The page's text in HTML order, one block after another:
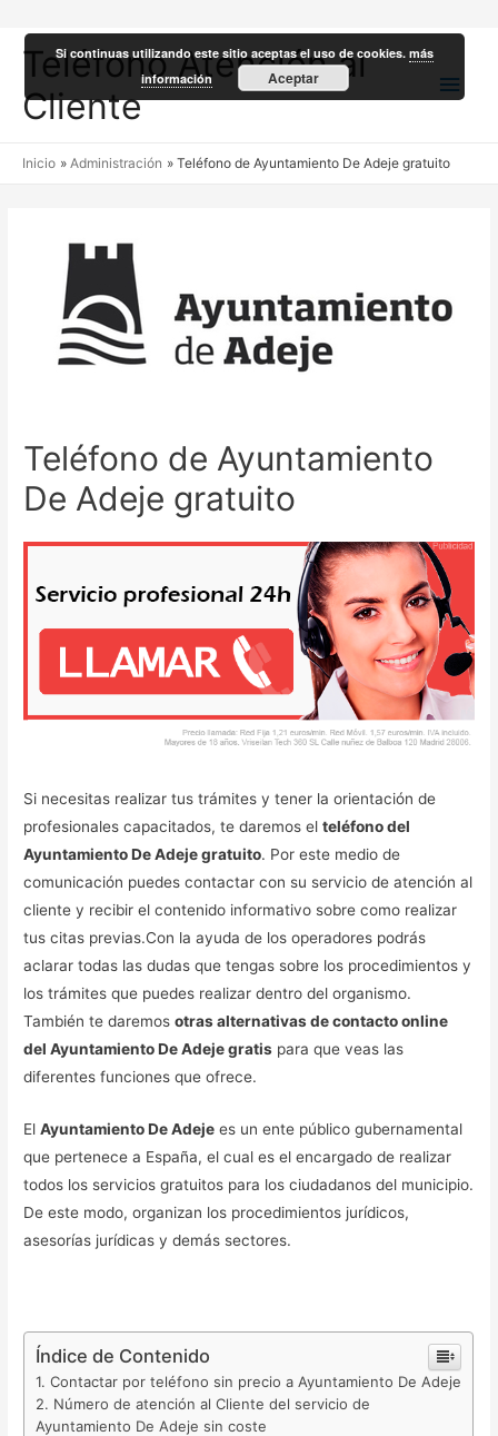
Teléfono Atención al
Cliente
Inicio Administración Teléfono de Ayuntamiento De Adeje gratuito
Teléfono de Ayuntamiento
De Adeje gratuito
Si necesitas realizar tus trámites y tener la orientación de
profesionales capacitados, te daremos elteléfono del
Ayuntamiento De Adeje gratuito. Por este medio de
comunicación puedes contactar con su servicio de atención al
cliente y recibir el contenido informativo sobre como realizar
tus citas previas.Con la ayuda de los operadores podrás
aclarar todas las dudas que tengas sobre los procedimientos y
los trámites que puedes realizar dentro del organismo.
También te daremosotras alternativas de contacto online
del Ayuntamiento De Adeje gratis para que veas las
diferentes funciones que ofrece.
ElAyuntamiento De Adeje es un ente público gubernamental
que pertenece a España, el cual es el encargado de realizar
todos los servicios gratuitos para los ciudadanos del municipio.
De este modo, organizan los procedimientos jurídicos,
asesorías jurídicas y demás sectores.
Índice de Contenido
Contactar por teléfono sin precio a Ayuntamiento De Adeje
Número de atención al Cliente del servicio de
Ayuntamiento De Adeje sin coste
Si continuas utilizando este sitio aceptas el uso de cookies.más
información
Aceptar